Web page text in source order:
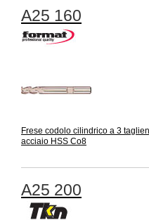
A25 160
Frese codolo cilindrico a 3
acciaio HSS Co8
A25 200